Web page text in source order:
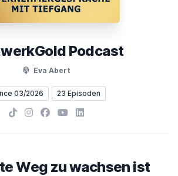
Podcast
Eva Abert
03/2026 23 Episoden
TikTokInstagram
Facebook
YouTubeLinkedIn
Weg zu wachsen ist